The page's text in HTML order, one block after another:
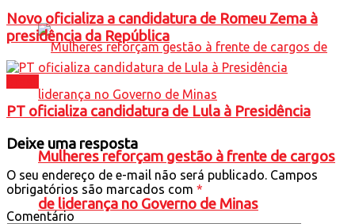
Mulheres reforçam gestão à frente de cargos
de liderança no Governo de Minas
Novo oficializa a candidatura de Romeu Zema à
presidência da República
PT oficializa candidatura de Lula à Presidência
Deixe uma resposta
O seu endereço de e-mail não será publicado. Campos
obrigatórios são marcados com *
Comentário